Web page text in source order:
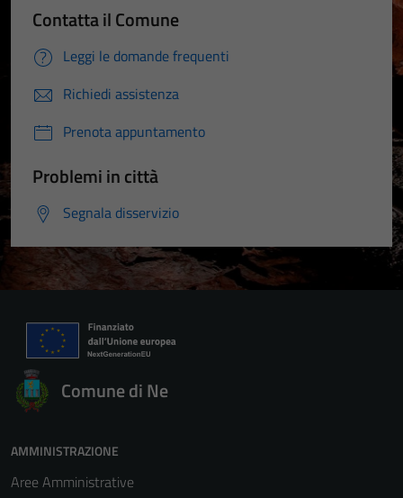
Contatta il Comune
Leggi le domande frequenti
Richiedi assistenza
Prenota appuntamento
Problemi in città
Segnala disservizio
Comune di Ne
AMMINISTRAZIONE
Aree Amministrative